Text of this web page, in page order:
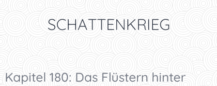
SCHATTENKRIEG
Kapitel 180: Das Flüstern hinter